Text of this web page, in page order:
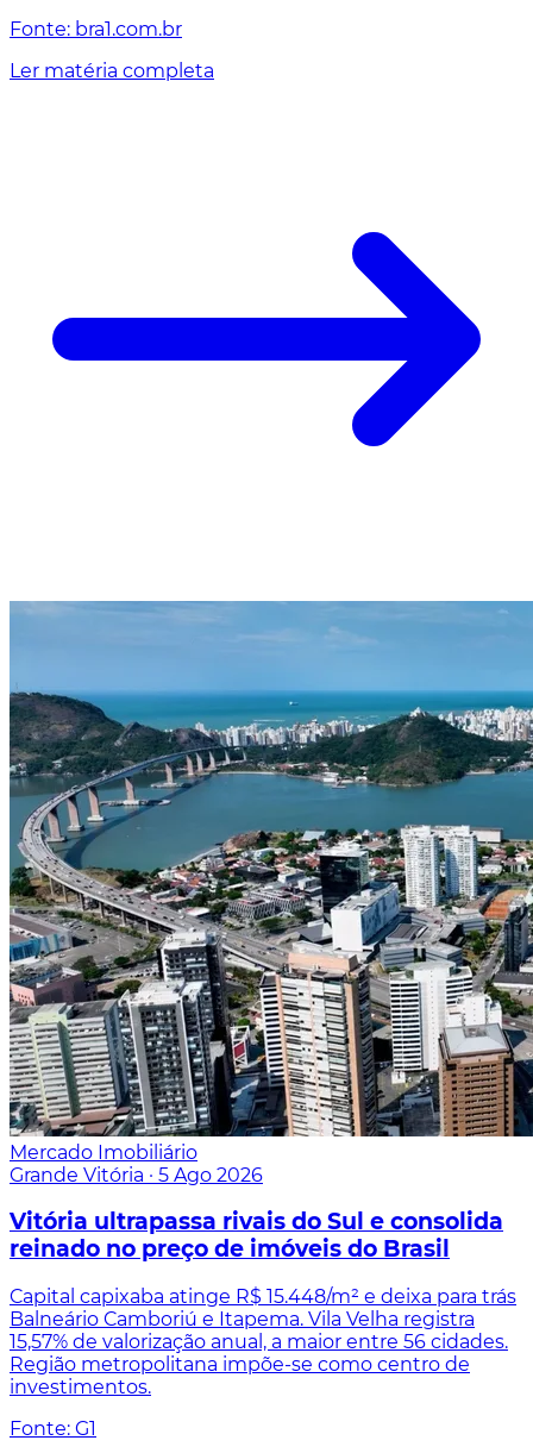
Fonte: bra1.com.br
Ler matéria completa
Mercado Imobiliário
Grande Vitória · 5 Ago 2026
Vitória ultrapassa rivais do Sul e consolida
reinado no preço de imóveis do Brasil
Capital capixaba atinge R$ 15.448/m² e deixa para trás
Balneário Camboriú e Itapema. Vila Velha registra
15,57% de valorização anual, a maior entre 56 cidades.
Região metropolitana impõe-se como centro de
investimentos.
Fonte: G1